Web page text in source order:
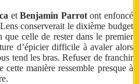
etBenjamin Parrotont enfoncé
conserverait le dixième budget
celle de rester dans le premier
d’épicier difficile à avaler alors
tend les bras. Refuser de franchir
manière ressemble presque à